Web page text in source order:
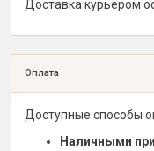
Доставка курьером
Оплата
Доступные способы
Наличными